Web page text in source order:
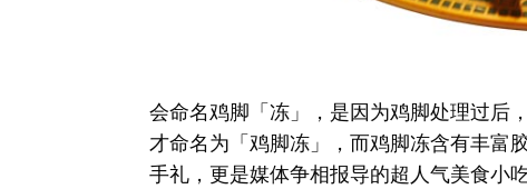
会命名鸡脚「冻」，是因为鸡脚处理过后
才命名为「鸡脚冻」，而鸡脚冻含有丰富
手礼，更是媒体争相报导的超人气美食小吃